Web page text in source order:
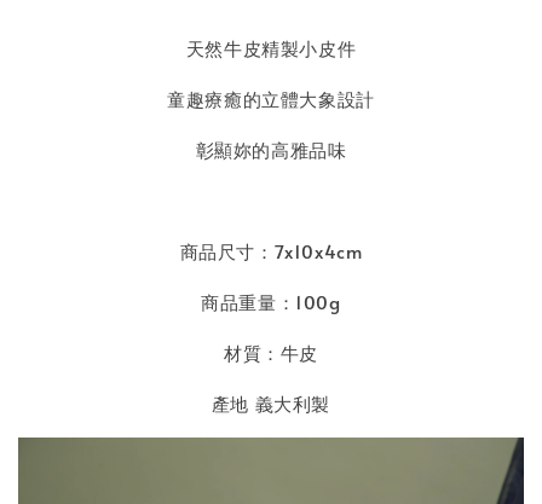
天然牛皮精製小皮件
童趣療癒的立體大象設計
彰顯妳的高雅品味
商品尺寸：7x10x4cm
商品重量：100g
材質：牛皮
產地 義大利製